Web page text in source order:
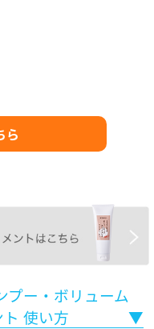
ら
プー・ボリューム
使い方